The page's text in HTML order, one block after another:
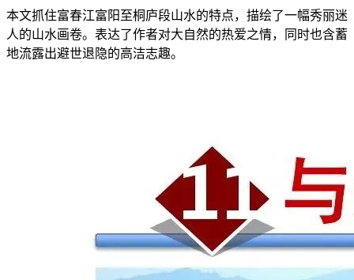
本文抓住富春江富阳至桐庐段山水的特点，描绘了一幅秀丽迷
人的山水画卷。表达了作者对大自然的热爱之情，同时也含蓄
地流露出避世退隐的高洁志趣。